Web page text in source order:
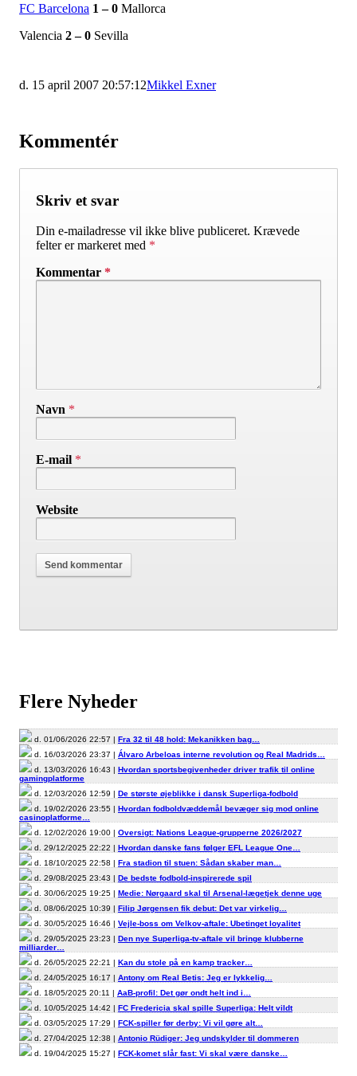
FC Barcelona 1 – 0 Mallorca
Valencia 2 – 0 Sevilla
d. 15 april 2007 20:57:12Mikkel Exner
Kommentér
Skriv et svar
Din e-mailadresse vil ikke blive publiceret. Krævede
felter er markeret med *
Kommentar *
Navn *
E-mail *
Website
Flere Nyheder
d. 01/06/2026 22:57 | Fra 32 til 48 hold: Mekanikken bag…
d. 16/03/2026 23:37 | Álvaro Arbeloas interne revolution og Real Madrids…
d. 13/03/2026 16:43 | Hvordan sportsbegivenheder driver trafik til online
gamingplatforme
d. 12/03/2026 12:59 | De største øjeblikke i dansk Superliga-fodbold
d. 19/02/2026 23:55 | Hvordan fodboldvæddemål bevæger sig mod online
casinoplatforme…
d. 12/02/2026 19:00 | Oversigt: Nations League-grupperne 2026/2027
d. 29/12/2025 22:22 | Hvordan danske fans følger EFL League One…
d. 18/10/2025 22:58 | Fra stadion til stuen: Sådan skaber man…
d. 29/08/2025 23:43 | De bedste fodbold-inspirerede spil
d. 30/06/2025 19:25 | Medie: Nørgaard skal til Arsenal-lægetjek denne uge
d. 08/06/2025 10:39 | Filip Jørgensen fik debut: Det var virkelig…
d. 30/05/2025 16:46 | Vejle-boss om Velkov-aftale: Ubetinget loyalitet
d. 29/05/2025 23:23 | Den nye Superliga-tv-aftale vil bringe klubberne
milliarder…
d. 26/05/2025 22:21 | Kan du stole på en kamp tracker…
d. 24/05/2025 16:17 | Antony om Real Betis: Jeg er lykkelig…
d. 18/05/2025 20:11 | AaB-profil: Det gør ondt helt ind i…
d. 10/05/2025 14:42 | FC Fredericia skal spille Superliga: Helt vildt
d. 03/05/2025 17:29 | FCK-spiller før derby: Vi vil gøre alt…
d. 27/04/2025 12:38 | Antonio Rüdiger: Jeg undskylder til dommeren
d. 19/04/2025 15:27 | FCK-komet slår fast: Vi skal være danske…